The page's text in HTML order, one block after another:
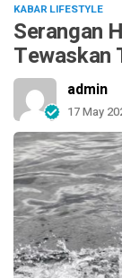
KABAR LIFESTYLE
Serangan
Tewaskan
admin
17 May